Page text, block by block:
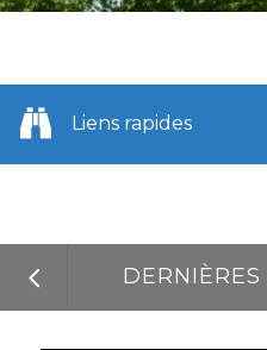
Liens rapides